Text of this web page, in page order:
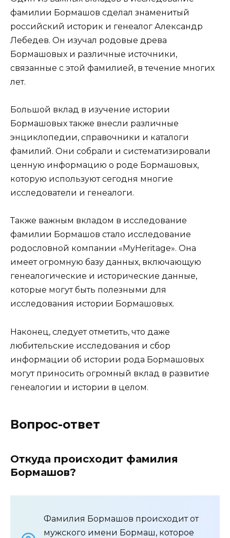
фамилии Бормашов сделал знаменитый
российский историк и генеалог Александр
Лебедев. Он изучал родовые древа
Бормашовых и различные источники,
связанные с этой фамилией, в течение многих
лет.
Большой вклад в изучение истории
Бормашовых также внесли различные
энциклопедии, справочники и каталоги
фамилий. Они собрали и систематизировали
ценную информацию о роде Бормашовых,
которую используют сегодня многие
исследователи и генеалоги.
Также важным вкладом в исследование
фамилии Бормашов стало исследование
родословной компании «MyHeritage». Она
имеет огромную базу данных, включающую
генеалогические и исторические данные,
которые могут быть полезными для
исследования истории Бормашовых.
Наконец, следует отметить, что даже
любительские исследования и сбор
информации об истории рода Бормашовых
могут приносить огромный вклад в развитие
генеалогии и истории в целом.
Вопрос-ответ
Откуда происходит фамилия
Бормашов?
Фамилия Бормашов происходит от
мужского имени Бормаш, которое